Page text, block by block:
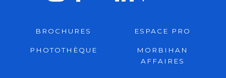
BROCHURES ESPACE PRO
PHOTOTHÈQUE
MORBIHAN
AFFAIRES